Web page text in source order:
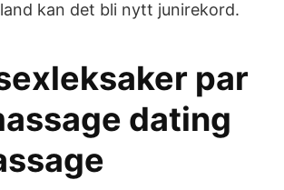
kan det bli nytt junirekord.
par
dating